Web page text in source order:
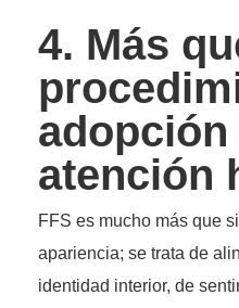
4. Más
adopción
atención
FFS es mucho más que
apariencia; se trata de
identidad interior, de